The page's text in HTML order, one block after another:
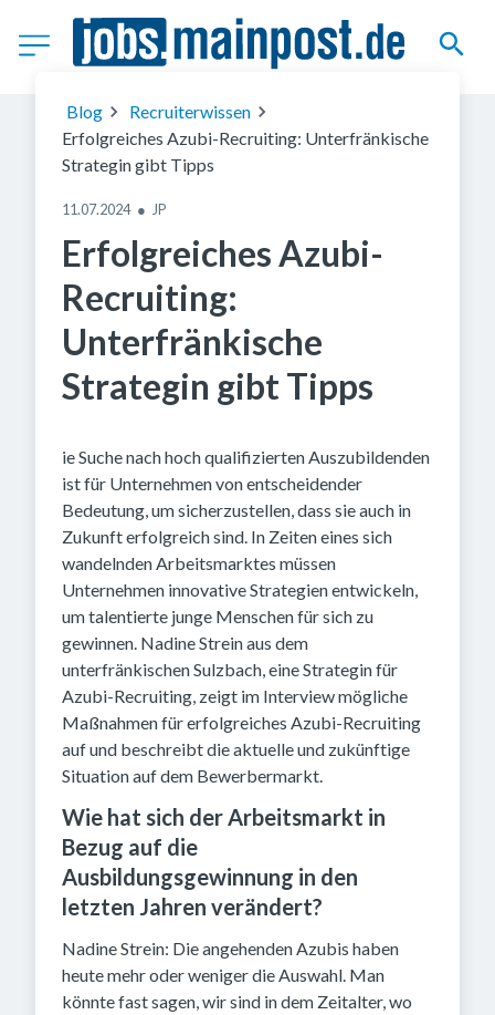
(c) Getty Images
Blog
Recruiterwissen
Erfolgreiches Azubi-Recruiting: Unterfränkische
Strategin gibt Tipps
11.07.2024 ● JP
Erfolgreiches Azubi-
Recruiting:
Unterfränkische
Strategin gibt Tipps
ie Suche nach hoch qualifizierten Auszubildenden
ist für Unternehmen von entscheidender
Bedeutung, um sicherzustellen, dass sie auch in
Zukunft erfolgreich sind. In Zeiten eines sich
wandelnden Arbeitsmarktes müssen
Unternehmen innovative Strategien entwickeln,
um talentierte junge Menschen für sich zu
gewinnen. Nadine Strein aus dem
unterfränkischen Sulzbach, eine Strategin für
Azubi-Recruiting, zeigt im Interview mögliche
Maßnahmen für erfolgreiches Azubi-Recruiting
auf und beschreibt die aktuelle und zukünftige
Situation auf dem Bewerbermarkt.
Wie hat sich der Arbeitsmarkt in
Bezug auf die
Ausbildungsgewinnung in den
letzten Jahren verändert?
Nadine Strein: Die angehenden Azubis haben
heute mehr oder weniger die Auswahl. Man
könnte fast sagen, wir sind in dem Zeitalter, wo